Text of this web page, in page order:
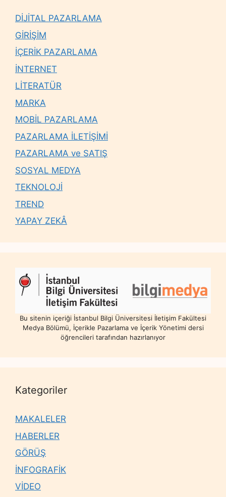
DİJİTAL PAZARLAMA
GİRİŞİM
İÇERİK PAZARLAMA
İNTERNET
LİTERATÜR
MARKA
MOBİL PAZARLAMA
PAZARLAMA İLETİŞİMİ
PAZARLAMA ve SATIŞ
SOSYAL MEDYA
TEKNOLOJİ
TREND
YAPAY ZEKÂ
Bu sitenin içeriği İstanbul Bilgi Üniversitesi İletişim Fakültesi
Medya Bölümü, İçerikle Pazarlama ve İçerik Yönetimi dersi
öğrencileri tarafından hazırlanıyor
Kategoriler
MAKALELER
HABERLER
GÖRÜŞ
İNFOGRAFİK
VİDEO